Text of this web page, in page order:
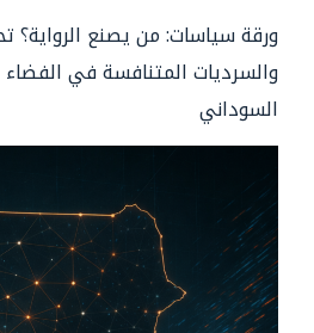
ورقة سياسات: من يصنع الرواية؟
والسرديات المتنافسة في
السوداني